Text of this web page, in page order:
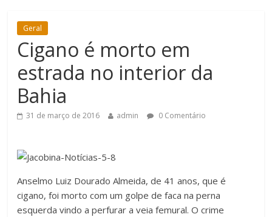
Geral
Cigano é morto em
estrada no interior da
Bahia
31 de março de 2016 admin 0 Comentário
Anselmo Luiz Dourado Almeida, de 41 anos, que é
cigano, foi morto com um golpe de faca na perna
esquerda vindo a perfurar a veia femural. O crime